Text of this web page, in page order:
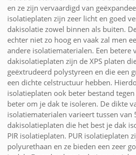
en ze zijn vervaardigd van
isolatieplaten zijn zeer licht en goed
dakisolatie zowel binnen als buiten.
echter niet zo hoog en vaak zal men
andere isolatiematerialen. Een betere
dakisolatieplaten zijn de XPS platen
geëxtrudeerd polystyreen en die een
een dichte celstructuur hebben.
isolatieplaten ook beter bestand
beter om je dak te isoleren. De dikte
isolatiematerialen varieert tussen van
dakisolatieplaten die het best je dak
PIR isolatieplaten. PUR isolatieplaten
polyurethaan en ze bieden een zeer